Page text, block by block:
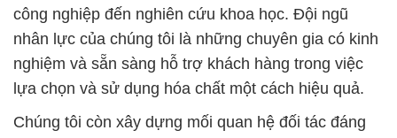
công nghiệp đến nghiên cứu khoa học. Đội ngũ
nhân lực của chúng tôi là những chuyên gia có kinh
nghiệm và sẵn sàng hỗ trợ khách hàng trong việc
lựa chọn và sử dụng hóa chất một cách hiệu quả.
Chúng tôi còn xây dựng mối quan hệ đối tác đáng